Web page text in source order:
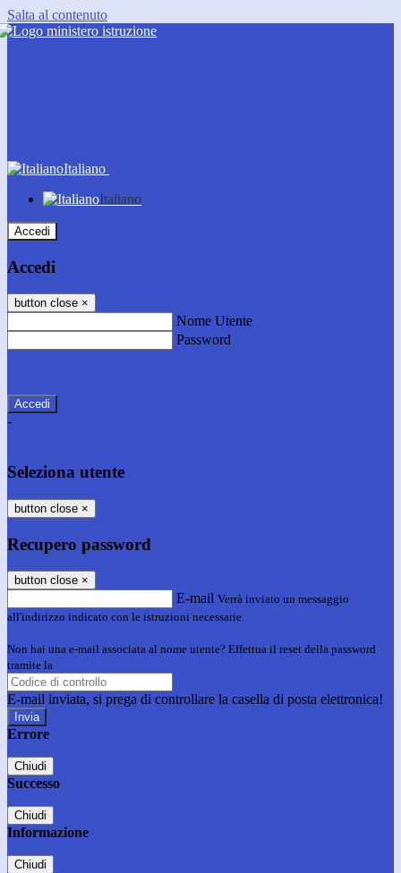
Salta al contenuto
Italiano
Italiano
Accedi
Accedi
button close ×
Nome Utente
Password
-
Seleziona utente
button close ×
Recupero password
button close ×
E-mail Verrà inviato un messaggio
all'indirizzo indicato con le istruzioni necessarie.
Non hai una e-mail associata al nome utente? Effettua il reset della password
tramite la
E-mail inviata, si prega di controllare la casella di posta elettronica!
Errore
Chiudi
Successo
Chiudi
Informazione
Chiudi